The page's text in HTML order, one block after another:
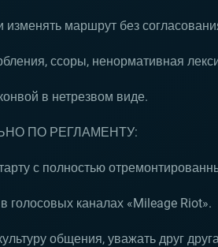
изменять маршрут без
ссоры, ненормативная
в нетрезвом виде.
ПО РЕГЛАМЕНТУ:
с полностью
голосовых каналах «Mileage Riot».
общения, уважать друг